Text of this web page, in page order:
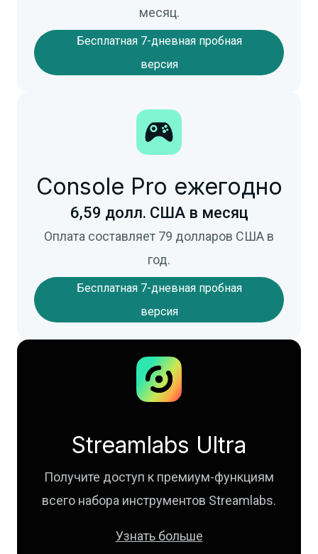
месяц.
Бесплатная 7-дневная пробная
версия
Console Pro ежегодно
6,59 долл. США в месяц
Оплата составляет 79 долларов США в
год.
Бесплатная 7-дневная пробная
версия
Streamlabs Ultra
Получите доступ к премиум-функциям
всего набора инструментов Streamlabs.
Узнать больше